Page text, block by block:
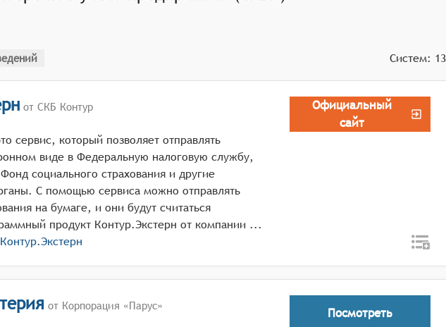
Наличие единой базы данных обеспечивает целостность и
Систем: 13
от СКБ Контур
сервис, который позволяет отправлять
виде в Федеральную налоговую службу,
социального страхования и другие
С помощью сервиса можно отправлять
на бумаге, и они будут считаться
оригиналами. Программный продукт Контур.Экстерн от компании ...
Контур.Экстерн
Официальный
сайт
от Корпорация «Парус» Посмотреть